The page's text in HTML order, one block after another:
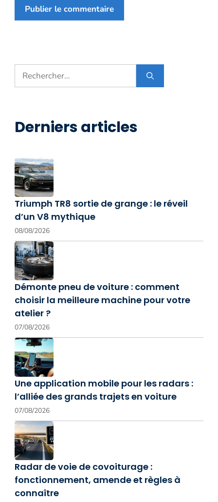
Rechercher :
Derniers articles
Triumph TR8 sortie de grange : le réveil
d’un V8 mythique
08/08/2026
Démonte pneu de voiture : comment
choisir la meilleure machine pour votre
atelier ?
07/08/2026
Une application mobile pour les radars :
l’alliée des grands trajets en voiture
07/08/2026
Radar de voie de covoiturage :
fonctionnement, amende et règles à
connaître